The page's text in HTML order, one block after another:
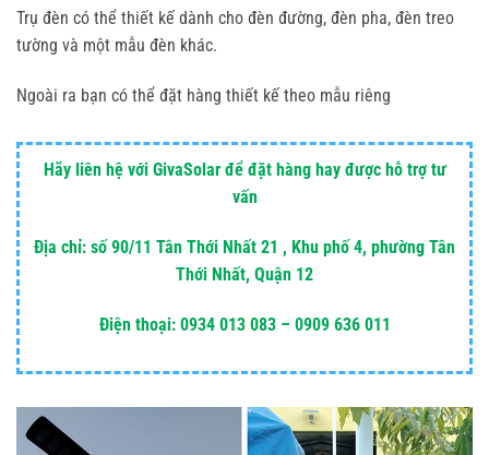
Trụ đèn có thể thiết kế dành cho đèn đường, đèn pha, đèn treo
tường và một mẫu đèn khác.
Ngoài ra bạn có thể đặt hàng thiết kế theo mẫu riêng
Hãy liên hệ với GivaSolar để đặt hàng hay được hỗ trợ tư
vấn
Địa chỉ: số 90/11 Tân Thới Nhất 21 , Khu phố 4, phường Tân
Thới Nhất, Quận 12
Điện thoại: 0934 013 083 – 0909 636 011